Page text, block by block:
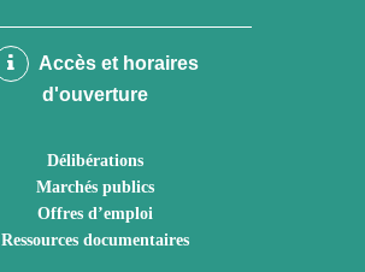
Accès et horaires
d'ouverture
Délibérations
Marchés publics
Offres d’emploi
Ressources documentaires